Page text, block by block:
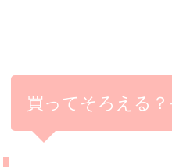
買ってそろえる